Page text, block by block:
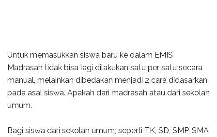
Untuk memasukkan siswa baru ke dalam EMIS
Madrasah tidak bisa lagi dilakukan satu per satu secara
manual, melainkan dibedakan menjadi 2 cara didasarkan
pada asal siswa. Apakah dari madrasah atau dari sekolah
umum.
Bagi siswa dari sekolah umum, seperti TK, SD, SMP, SMA